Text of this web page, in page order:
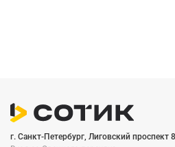
г. Санкт-Петербург, Лиговский проспект